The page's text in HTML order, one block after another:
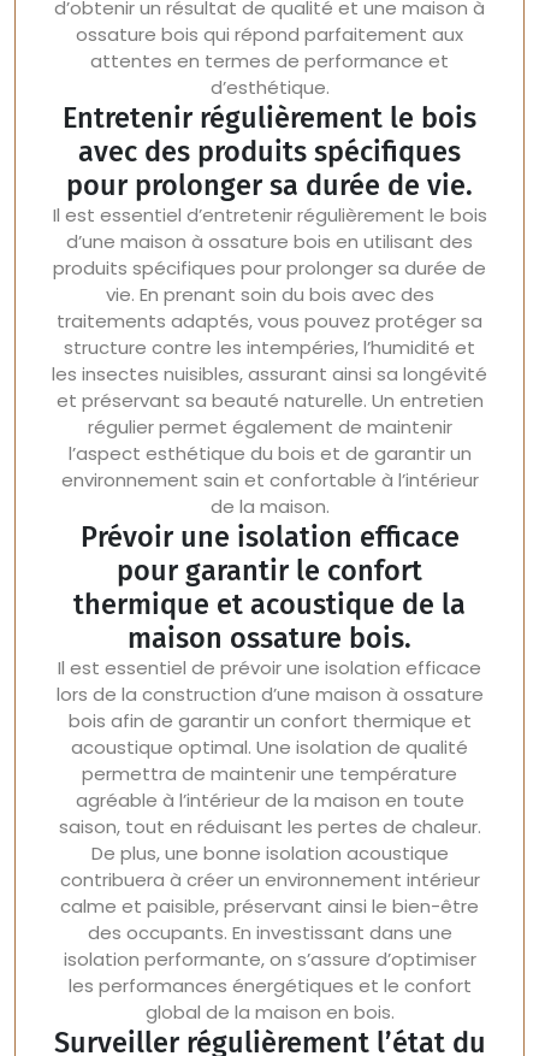
d’obtenir un résultat de qualité et une maison à
ossature bois qui répond parfaitement aux
attentes en termes de performance et
d’esthétique.
Entretenir régulièrement le bois
avec des produits spécifiques
pour prolonger sa durée de vie.
Il est essentiel d’entretenir régulièrement le bois
d’une maison à ossature bois en utilisant des
produits spécifiques pour prolonger sa durée de
vie. En prenant soin du bois avec des
traitements adaptés, vous pouvez protéger sa
structure contre les intempéries, l’humidité et
les insectes nuisibles, assurant ainsi sa longévité
et préservant sa beauté naturelle. Un entretien
régulier permet également de maintenir
l’aspect esthétique du bois et de garantir un
environnement sain et confortable à l’intérieur
de la maison.
Prévoir une isolation efficace
pour garantir le confort
thermique et acoustique de la
maison ossature bois.
Il est essentiel de prévoir une isolation efficace
lors de la construction d’une maison à ossature
bois afin de garantir un confort thermique et
acoustique optimal. Une isolation de qualité
permettra de maintenir une température
agréable à l’intérieur de la maison en toute
saison, tout en réduisant les pertes de chaleur.
De plus, une bonne isolation acoustique
contribuera à créer un environnement intérieur
calme et paisible, préservant ainsi le bien-être
des occupants. En investissant dans une
isolation performante, on s’assure d’optimiser
les performances énergétiques et le confort
global de la maison en bois.
Surveiller régulièrement l’état du